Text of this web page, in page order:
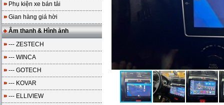
Phụ kiện xe bán tải
Gian hàng giá hời
Âm thanh & Hình ảnh
--- ZESTECH
--- WINCA
--- GOTECH
--- KOVAR
--- ELLIVIEW